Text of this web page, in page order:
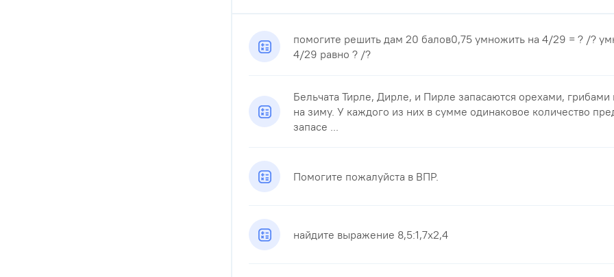
помогите решить дам 20 балов0,75 умножить на 4/29 = ? /?
4/29 равно ? /?
Бельчата Тирле, Дирле, и Пирле запасаются орехами, грибами
на зиму. У каждого из них в сумме одинаковое количество
запасе ...
Помогите пожалуйста в ВПР.
найдите выражение 8,5:1,7х2,4